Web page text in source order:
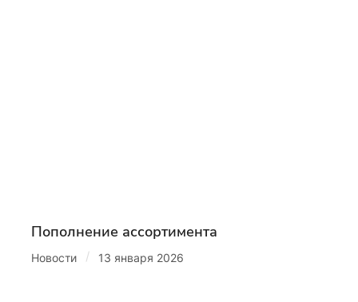
Пополнение ассортимента
Новости / 13 января 2026